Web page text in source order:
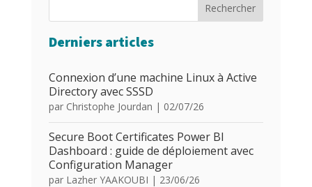
Rechercher
Derniers articles
Connexion d’une machine Linux à Active
Directory avec SSSD
par Christophe Jourdan | 02/07/26
Secure Boot Certificates Power BI
Dashboard : guide de déploiement avec
Configuration Manager
par Lazher YAAKOUBI | 23/06/26